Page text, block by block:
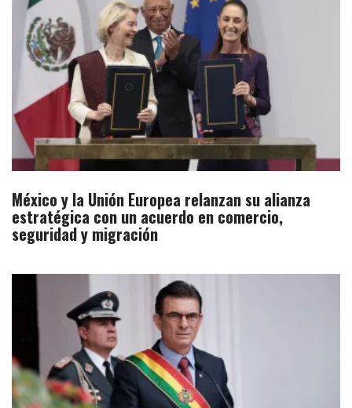
México y la Unión Europea relanzan su alianza
estratégica con un acuerdo en comercio,
seguridad y migración